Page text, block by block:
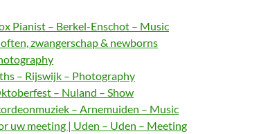
Pianist – Berkel-Enschot – Music
zwangerschap & newborns
– Rijswijk – Photography
– Nuland – Show
– Arnemuiden – Music
uw meeting | Uden – Uden – Meeting